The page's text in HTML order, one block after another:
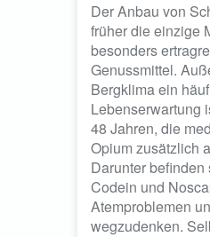
Der Anbau von
früher die einzige
besonders
Genussmittel.
Bergklima ein
Lebenserwartung
48 Jahren, die
Opium zusätzlich
Darunter
Codein und
Atemproblemen
wegzudenken.